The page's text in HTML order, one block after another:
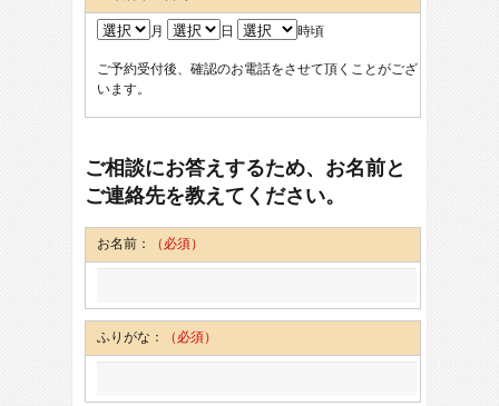
月
日
時頃
ご予約受付後、確認のお電話をさせて頂くことがござ
います。
ご相談にお答えするため、お名前と
ご連絡先を教えてください。
お名前： （必須）
ふりがな： （必須）